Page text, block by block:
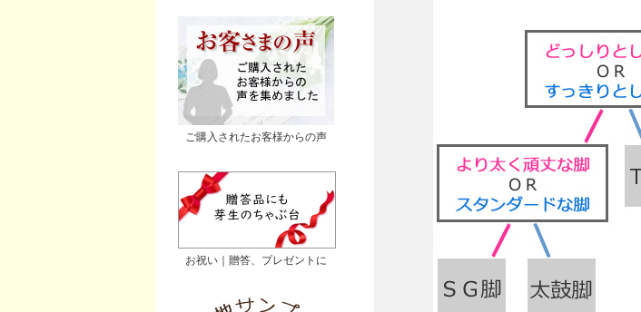
ご購入されたお客様からの声
お祝い｜贈答、プレゼントに